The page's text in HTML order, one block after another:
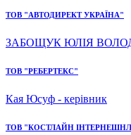
ТОВ "АВТОДИРЕКТ УКРАЇНА"
ЗАБОЩУК ЮЛІЯ
ТОВ "РЕБЕРТЕКС"
Кая Юсуф - керівник
ТОВ "КОСТЛАЙН